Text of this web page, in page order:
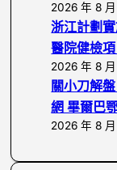
2026 年 8 月
浙江計劃
醫院健檢
2026 年 8 月
關小刀解
網 畢爾巴
2026 年 8 月